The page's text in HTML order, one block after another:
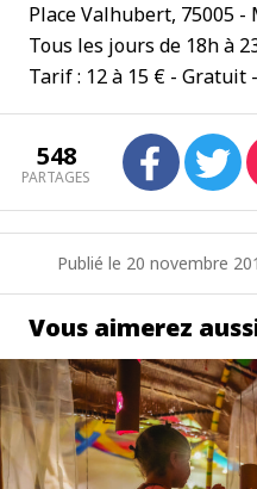
Place Valhubert, 75005 -
Tous les jours de 18h à
Tarif : 12 à 15 € - Gratuit
548
PARTAGES
Publié le 20 novembre
Vous aimerez